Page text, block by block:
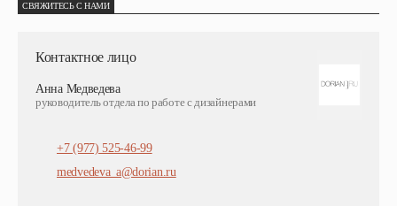
СВЯЖИТЕСЬ С НАМИ
Контактное лицо
Анна Медведева
руководитель отдела по работе с дизайнерами
+7 (977) 525-46-99
medvedeva_a@dorian.ru